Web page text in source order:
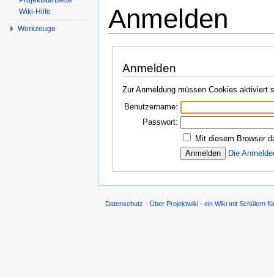
Anmelden
Anmelden
Zur Anmeldung müssen Cookies aktiviert
Benutzername:
Passwort:
Mit diesem Browser
Die
Wiki-Hilfe
Werkzeuge
Datenschutz Über Projektwiki - ein Wiki mit Schülern